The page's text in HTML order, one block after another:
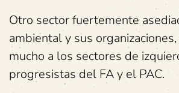
Otro sector fuertemente
ambiental y sus
mucho a los sectores de
progresistas del FA y el PAC.